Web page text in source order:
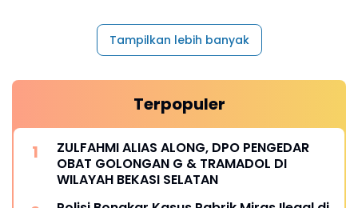
Tampilkan lebih banyak
Terpopuler
ZULFAHMI ALIAS ALONG, DPO PENGEDAR
OBAT GOLONGAN G & TRAMADOL DI
WILAYAH BEKASI SELATAN